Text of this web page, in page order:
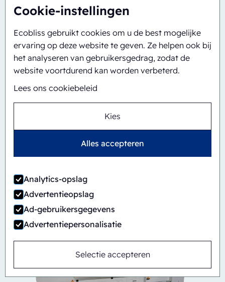
Cookie-instellingen
Ecobliss gebruikt cookies om u de best mogelijke
ervaring op deze website te geven. Ze helpen ook bij
het analyseren van gebruikersgedrag, zodat de
website voortdurend kan worden verbeterd.
Lees ons cookiebeleid
Kies
Alles accepteren
Analytics-opslag
Advertentieopslag
Ad-gebruikersgegevens
Advertentiepersonalisatie
Selectie accepteren
AutomatischInline